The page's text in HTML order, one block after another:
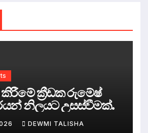
ක්‍රීඩක රුමේෂ්
නිලයට උසස්වීමක්.
DEWMI TALISHA